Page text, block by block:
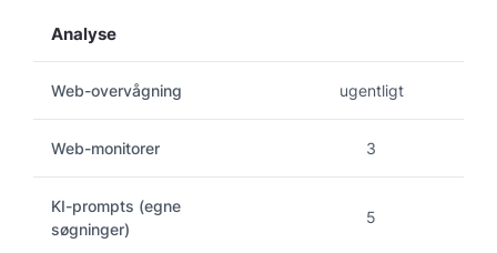
Analyse
Web-overvågning ugentligt
Web-monitorer 3
KI-prompts (egne
søgninger)
5